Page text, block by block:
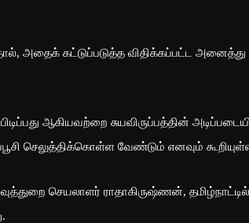
அதைக் கட்டுப்படுத்த விதிக்கப்பட்ட அனைத்து
ஆகியவற்றை சுயவிருப்பத்தின்
செலுத்திக்கொள்ள வேண்டும் எனவும்
செயலாளர் ராதாகிருஷ்ணன்,